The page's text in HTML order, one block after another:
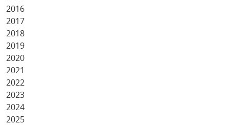
2016
2017
2018
2019
2020
2021
2022
2023
2024
2025